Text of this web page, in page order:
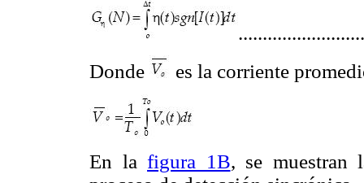
Donde
es la corriente
En la figura 1B, se muestran